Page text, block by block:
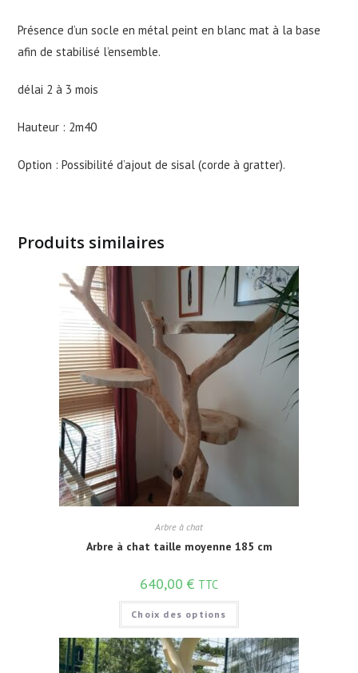
Présence d’un socle en métal peint en blanc mat à la base
afin de stabilisé l’ensemble.
délai 2 à 3 mois
Hauteur : 2m40
Option : Possibilité d’ajout de sisal (corde à gratter).
Produits similaires
Arbre à chat
Arbre à chat taille moyenne 185 cm
640,00 € TTC
Choix des options